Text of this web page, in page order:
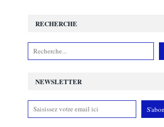
NEWSLETTER
RECHERCHE